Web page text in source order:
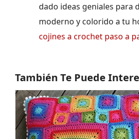
dado ideas geniales para
moderno y colorido a tu
cojines a crochet paso a
También Te Puede